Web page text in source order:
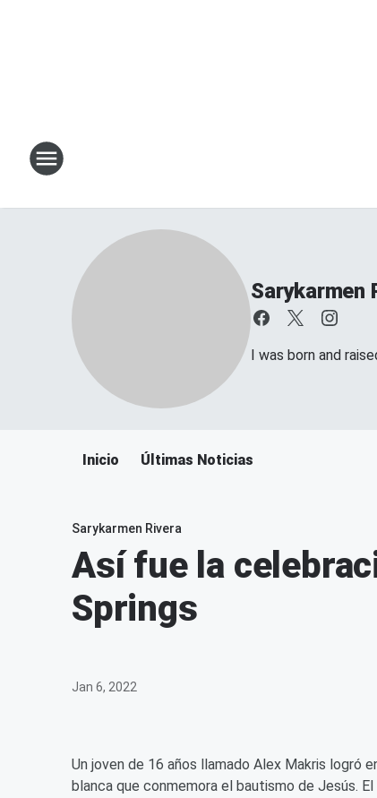
Sarykarmen
I was born and
Inicio Últimas Noticias
Sarykarmen Rivera
Así fue la
Springs
Jan 6, 2022
Un joven de 16 años llamado Alex Makris logró
blanca que conmemora el bautismo de Jesús.